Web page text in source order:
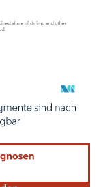
Namensnennung